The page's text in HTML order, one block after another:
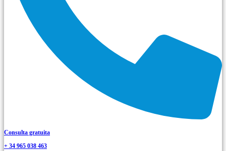
Consulta gratuita
+ 34 965 038 463